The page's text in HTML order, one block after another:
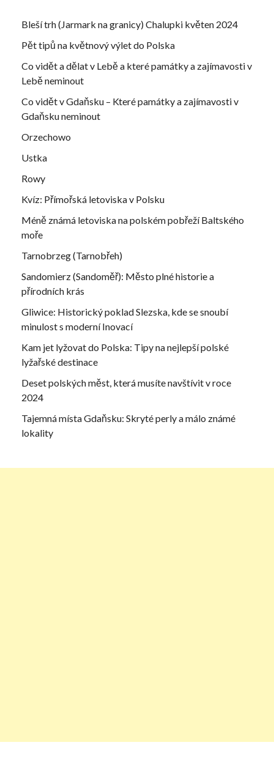
Bleší trh (Jarmark na granicy) Chalupki květen 2024
Pět tipů na květnový výlet do Polska
Co vidět a dělat v Lebě a které památky a zajímavosti v
Lebě neminout
Co vidět v Gdaňsku – Které památky a zajímavosti v
Gdaňsku neminout
Orzechowo
Ustka
Rowy
Kvíz: Přímořská letoviska v Polsku
Méně známá letoviska na polském pobřeží Baltského
moře
Tarnobrzeg (Tarnobřeh)
Sandomierz (Sandoměř): Město plné historie a
přírodních krás
Gliwice: Historický poklad Slezska, kde se snoubí
minulost s moderní Inovací
Kam jet lyžovat do Polska: Tipy na nejlepší polské
lyžařské destinace
Deset polských měst, která musíte navštívit v roce
2024
Tajemná místa Gdaňsku: Skryté perly a málo známé
lokality